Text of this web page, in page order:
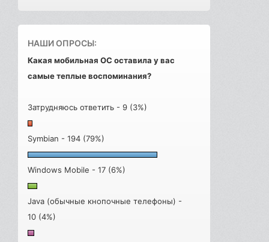
НАШИ ОПРОСЫ:
Какая мобильная ОС оставила у вас
самые теплые воспоминания?
Затрудняюсь ответить - 9 (3%)
Symbian - 194 (79%)
Windows Mobile - 17 (6%)
Java (обычные кнопочные телефоны) -
10 (4%)